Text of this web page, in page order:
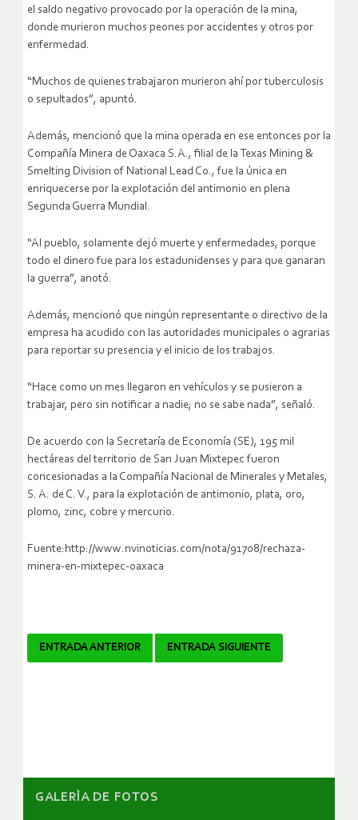
el saldo negativo provocado por la operación de la mina,
donde murieron muchos peones por accidentes y otros por
enfermedad.
“Muchos de quienes trabajaron murieron ahí por tuberculosis
o sepultados”, apuntó.
Además, mencionó que la mina operada en ese entonces por la
Compañía Minera de Oaxaca S.A., filial de la Texas Mining &
Smelting Division of National Lead Co., fue la única en
enriquecerse por la explotación del antimonio en plena
Segunda Guerra Mundial.
“Al pueblo, solamente dejó muerte y enfermedades, porque
todo el dinero fue para los estadunidenses y para que ganaran
la guerra”, anotó.
Además, mencionó que ningún representante o directivo de la
empresa ha acudido con las autoridades municipales o agrarias
para reportar su presencia y el inicio de los trabajos.
“Hace como un mes llegaron en vehículos y se pusieron a
trabajar, pero sin notificar a nadie; no se sabe nada”, señaló.
De acuerdo con la Secretaría de Economía (SE), 195 mil
hectáreas del territorio de San Juan Mixtepec fueron
concesionadas a la Compañía Nacional de Minerales y Metales,
S. A. de C. V., para la explotación de antimonio, plata, oro,
plomo, zinc, cobre y mercurio.
Fuente:http://www.nvinoticias.com/nota/91708/rechaza-
minera-en-mixtepec-oaxaca
Navegador
ENTRADA ANTERIOR ENTRADA SIGUIENTE
GALERÌA DE FOTOS